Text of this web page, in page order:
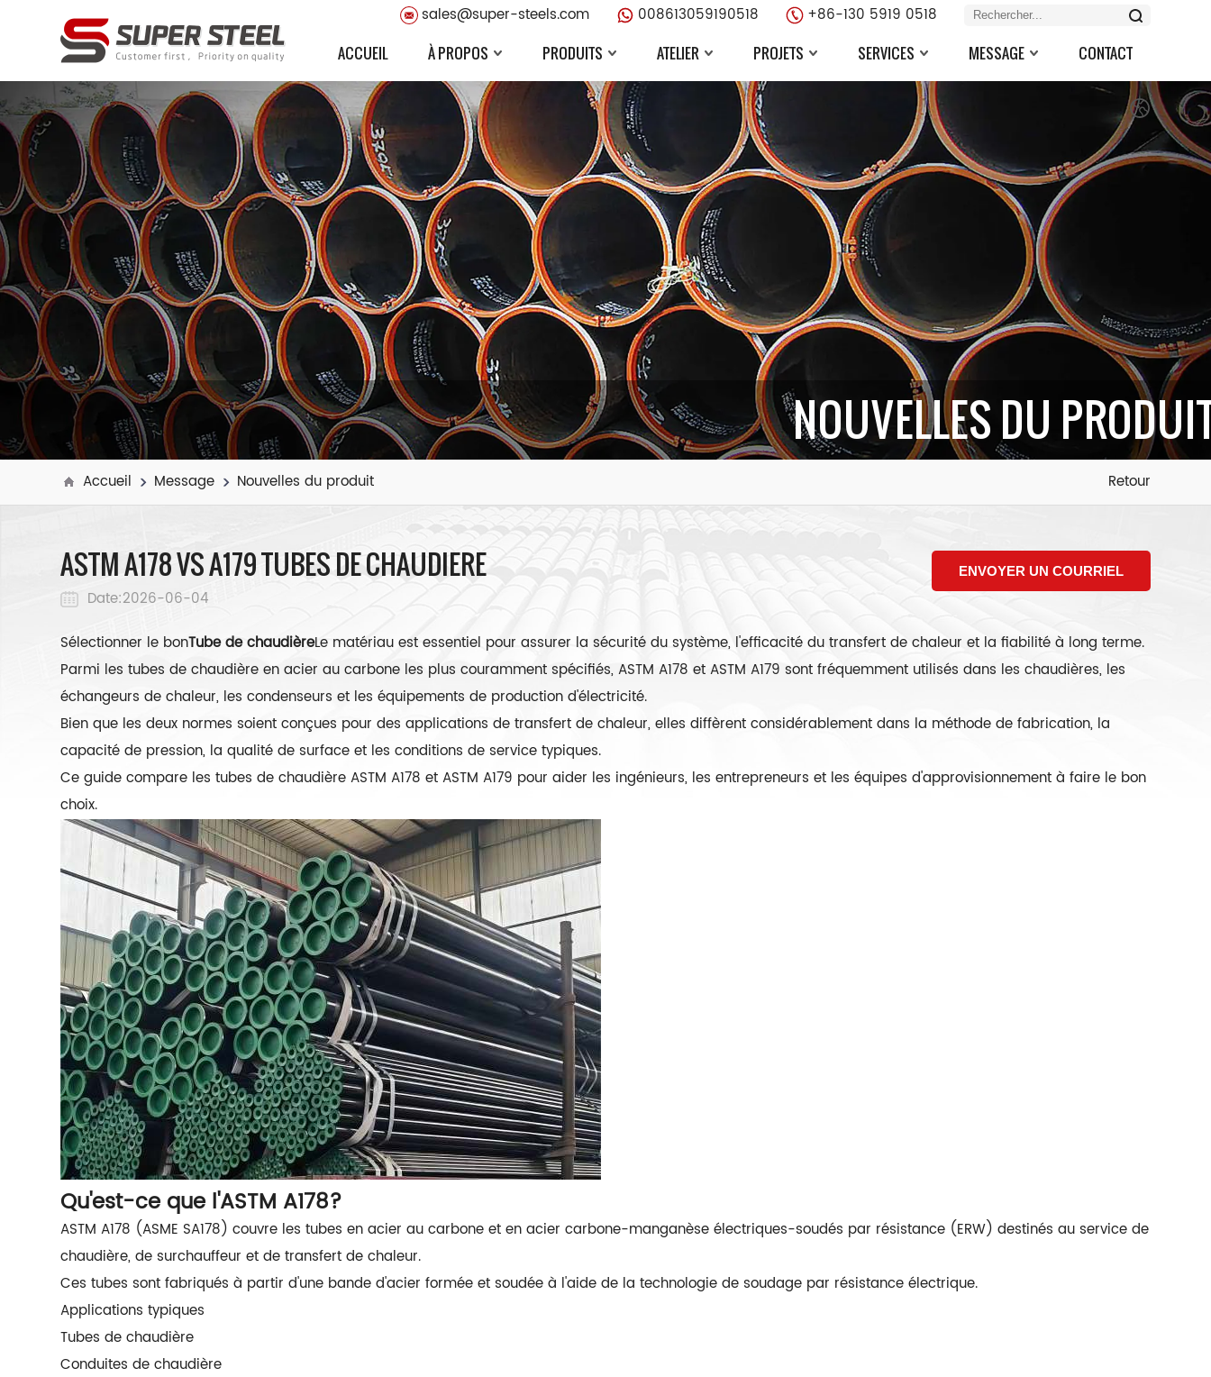
+86-130 5919 0518
008613059190518
sales@super-steels.com
ACCUEIL À PROPOS PRODUITS ATELIER PROJETS SERVICES MESSAGE CONTACT
NOUVELLES DU
Retour
Accueil Message Nouvelles du produit
ENVOYER UN COURRIEL
ASTM A178 VS A179 TUBES DE CHAUDIÈRE
Date:2026-06-04
Sélectionner le bonTube de chaudièreLe matériau est essentiel pour assurer la sécurité du système, l'efficacité du transfert de chaleur et la fiabilité à long terme.
Parmi les tubes de chaudière en acier au carbone les plus couramment spécifiés, ASTM A178 et ASTM A179 sont fréquemment utilisés dans les chaudières, les
échangeurs de chaleur, les condenseurs et les équipements de production d'électricité.
Bien que les deux normes soient conçues pour des applications de transfert de chaleur, elles diffèrent considérablement dans la méthode de fabrication, la
capacité de pression, la qualité de surface et les conditions de service typiques.
Ce guide compare les tubes de chaudière ASTM A178 et ASTM A179 pour aider les ingénieurs, les entrepreneurs et les équipes d'approvisionnement à faire le bon
choix.
Qu'est-ce que l'ASTM A178?
ASTM A178 (ASME SA178) couvre les tubes en acier au carbone et en acier carbone-manganèse électriques-soudés par résistance (ERW) destinés au service de
chaudière, de surchauffeur et de transfert de chaleur.
Ces tubes sont fabriqués à partir d'une bande d'acier formée et soudée à l'aide de la technologie de soudage par résistance électrique.
Applications typiques
Tubes de chaudière
Conduites de chaudière